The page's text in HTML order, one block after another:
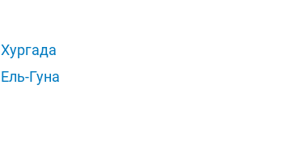
Хургада
Ель-Гуна